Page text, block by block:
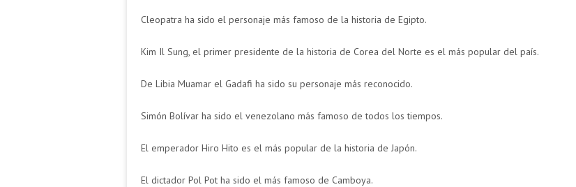
Cleopatra ha sido el personaje más famoso de la historia de Egipto.
Kim Il Sung, el primer presidente de la historia de Corea del Norte es el más popular del país.
De Libia Muamar el Gadafi ha sido su personaje más reconocido.
Simón Bolívar ha sido el venezolano más famoso de todos los tiempos.
El emperador Hiro Hito es el más popular de la historia de Japón.
El dictador Pol Pot ha sido el más famoso de Camboya.